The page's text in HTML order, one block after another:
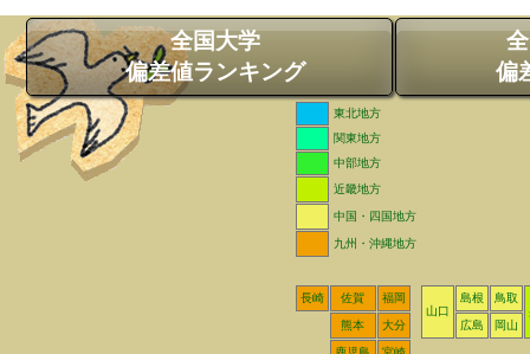
全国大学
偏差値ランキング
偏
東北地方
関東地方
中部地方
近畿地方
中国・四国地方
九州・沖縄地方
長崎 佐賀
福岡
山口
島根
鳥取
熊本
大分 広島 岡山